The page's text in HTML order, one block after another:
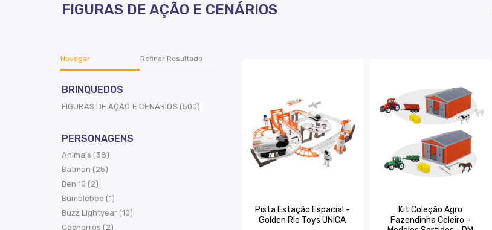
FIGURAS DE AÇÃO E CENÁRIOS
Navegar Refinar Resultado
BRINQUEDOS
FIGURAS DE AÇÃO E CENÁRIOS (500)
PERSONAGENS
Animais (38)
Batman (25)
Ben 10 (2)
Bumblebee (1)
Buzz Lightyear (10)
Cachorros (2)
Pista Estação Espacial -
Golden Rio Toys UNICA
Kit Coleção Agro
Fazendinha Celeiro -